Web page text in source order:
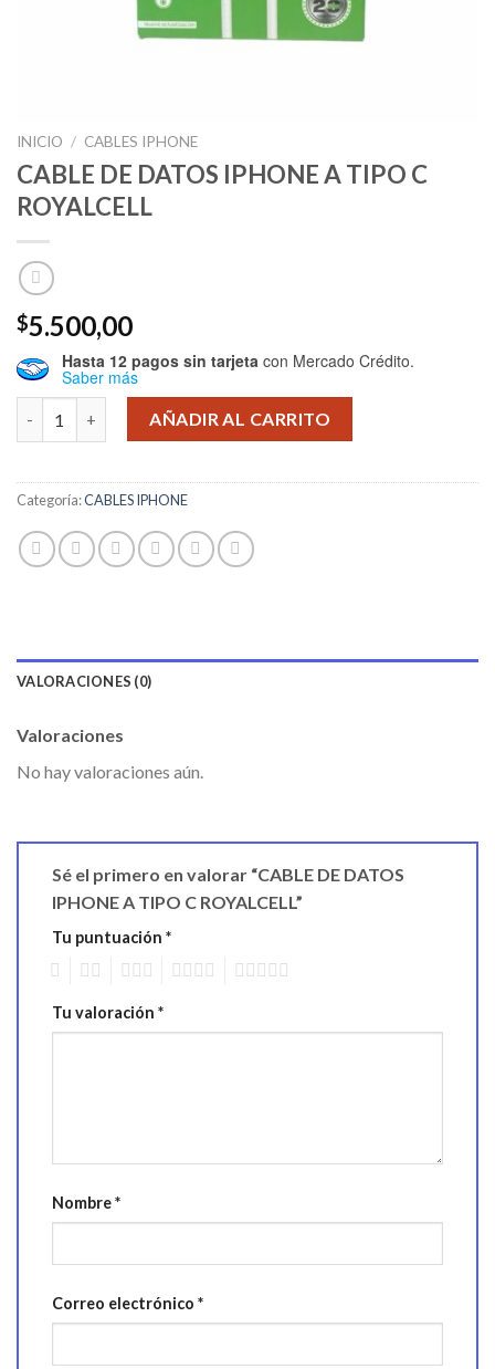
INICIO / CABLES IPHONE
CABLE DE DATOS IPHONE A TIPO C
ROYALCELL
$5.500,00
Hasta 12 pagos sin tarjeta con Mercado Crédito.
Saber más
CABLE DE DATOS IPHONE A TIPO C ROYALCELL cantidad
AÑADIR AL CARRITO
Categoría:CABLES IPHONE
VALORACIONES (0)
Valoraciones
No hay valoraciones aún.
Sé el primero en valorar “CABLE DE DATOS
IPHONE A TIPO C ROYALCELL”
Tu puntuación *
Tu valoración *
Nombre*
Correo electrónico *